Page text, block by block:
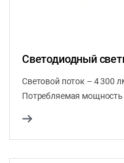
Светодиодный
Световой поток – 4 300
Потребляемая мощность